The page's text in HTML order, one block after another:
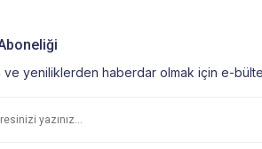
ve yeniliklerden haberdar olmak için e-